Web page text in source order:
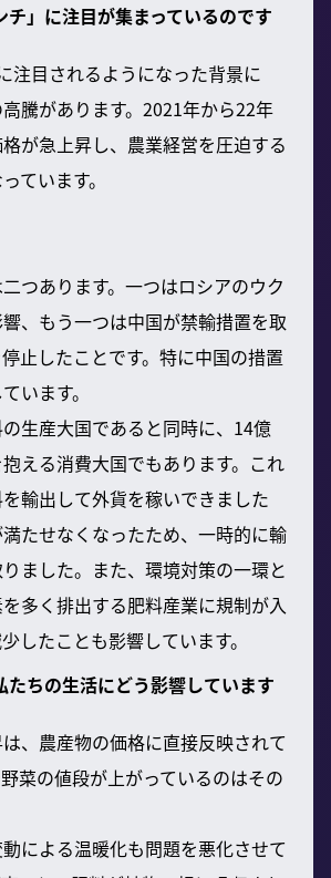
チ」に注目が集まっているのです
注目されるようになった背景に
騰があります。2021年から22年
が急上昇し、農業経営を圧迫する
ています。
つあります。一つはロシアのウク
、もう一つは中国が禁輸措置を取
止したことです。特に中国の措置
います。
生産大国であると同時に、14億
える消費大国でもあります。これ
輸出して外貨を稼いできました
たせなくなったため、一時的に輸
ました。また、環境対策の一環と
多く排出する肥料産業に規制が入
したことも影響しています。
たちの生活にどう影響しています
、農産物の価格に直接反映されて
菜の値段が上がっているのはその
による温暖化も問題を悪化させて